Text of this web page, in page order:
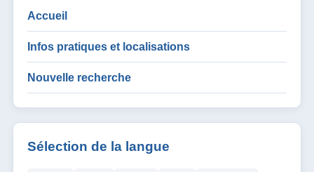
Accueil
Infos pratiques et localisations
Nouvelle recherche
Sélection de la langue